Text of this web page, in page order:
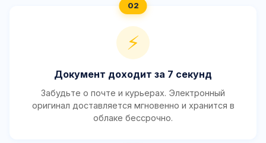
⚡
Документ доходит за 7 секунд
Забудьте о почте и курьерах. Электронный
оригинал доставляется мгновенно и хранится в
облаке бессрочно.